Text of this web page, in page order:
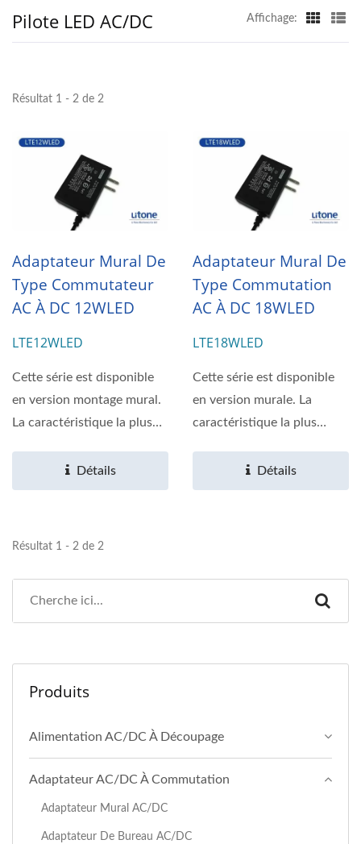
Pilote LED AC/DC Affichage:
Résultat 1 - 2 de 2
Adaptateur Mural De
Type Commutateur
AC À DC 12WLED
LTE12WLED
Cette série est disponible
en version montage mural.
La caractéristique la plus
Détails
Adaptateur Mural De
Type Commutation
AC À DC 18WLED
LTE18WLED
Cette série est disponible
en version murale. La
caractéristique la plus
Détails
Résultat 1 - 2 de 2
Produits
Alimentation AC/DC À Découpage
Adaptateur AC/DC À Commutation
Adaptateur Mural AC/DC
Adaptateur De Bureau AC/DC